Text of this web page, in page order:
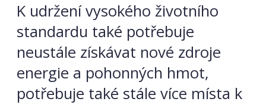
K udržení vysokého životního
standardu také potřebuje
neustále získávat nové zdroje
energie a pohonných hmot,
potřebuje také stále více místa k